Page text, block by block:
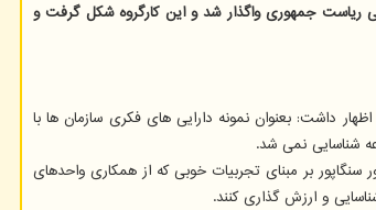
برنامه ریزی به معاونت علمی ریاست جمهوری واگذار شد و این کارگروه شکل گرفت و
داشت: بعنوان نمونه دارایی های فکری سازمان ها با
شناسایی نمی شد.
بر مبنای تجربیات خوبی که از همکاری واحدهای
و ارزش گذاری کنند.